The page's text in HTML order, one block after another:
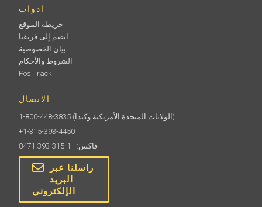
ادوات
خريطة الموقع
انضم إلى فريقنا
بيان الخصوصية
الشروط والأحكام
PosiTrack
الاتصال
1-800-448-3835
(الولايات المتحدة الأمريكية وكندا)
+1-315-393-4450
فاكس: +1-315-393-8471
راسلنا عبر
البريد
الإلكتروني